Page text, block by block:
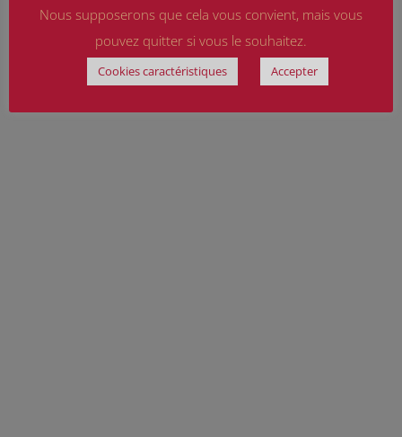
Nous supposerons que cela vous convient, mais vous
pouvez quitter si vous le souhaitez.
Cookies caractéristiques Accepter